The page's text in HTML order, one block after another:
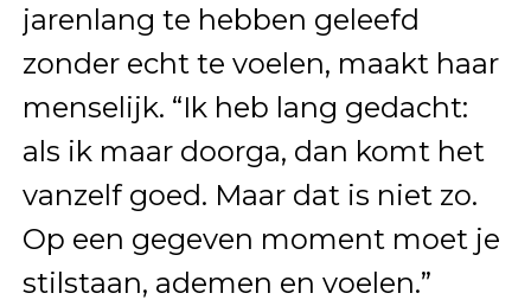
jarenlang te hebben geleefd
zonder echt te voelen, maakt haar
menselijk. “Ik heb lang gedacht:
als ik maar doorga, dan komt het
vanzelf goed. Maar dat is niet zo.
Op een gegeven moment moet je
stilstaan, ademen en voelen.”